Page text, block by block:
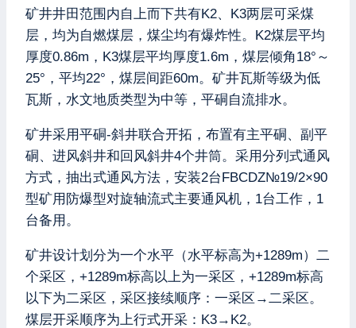
矿井井田范围内自上而下共有K2、K3两层可采煤
层，均为自燃煤层，煤尘均有爆炸性。K2煤层平均
厚度0.86m，K3煤层平均厚度1.6m，煤层倾角18°～
25°，平均22°，煤层间距60m。矿井瓦斯等级为低
瓦斯，水文地质类型为中等，平硐自流排水。
矿井采用平硐-斜井联合开拓，布置有主平硐、副平
硐、进风斜井和回风斜井4个井筒。采用分列式通风
方式，抽出式通风方法，安装2台FBCDZ№19/2×90
型矿用防爆型对旋轴流式主要通风机，1台工作，1
台备用。
矿井设计划分为一个水平（水平标高为+1289m）二
个采区，+1289m标高以上为一采区，+1289m标高
以下为二采区，采区接续顺序：一采区→二采区。
煤层开采顺序为上行式开采：K3→K2。